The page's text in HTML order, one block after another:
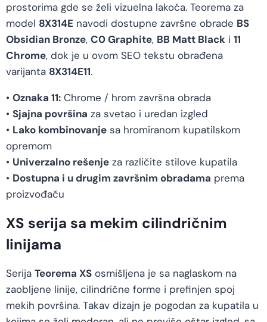
prostorima gde se želi vizuelna lakoća. Teorema za
model 8X314E navodi dostupne završne obrade BS
Obsidian Bronze, C0 Graphite, BB Matt Black i 11
Chrome, dok je u ovom SEO tekstu obrađena
varijanta 8X314E11.
• Oznaka 11: Chrome / hrom završna obrada
• Sjajna površina za svetao i uredan izgled
• Lako kombinovanje sa hromiranom kupatilskom
opremom
• Univerzalno rešenje za različite stilove kupatila
• Dostupna i u drugim završnim obradama prema
proizvođaču
XS serija sa mekim cilindričnim
linijama
Serija Teorema XS osmišljena je sa naglaskom na
zaobljene linije, cilindrične forme i prefinjen spoj
mekih površina. Takav dizajn je pogodan za kupatila u